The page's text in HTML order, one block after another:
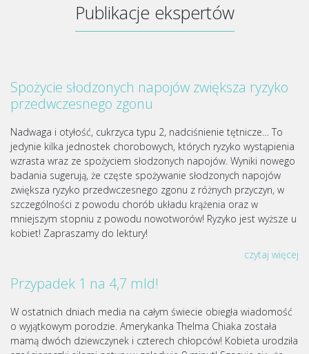
Publikacje ekspertów
Spożycie słodzonych napojów zwiększa ryzyko
przedwczesnego zgonu
Nadwaga i otyłość, cukrzyca typu 2, nadciśnienie tętnicze… To
jedynie kilka jednostek chorobowych, których ryzyko wystąpienia
wzrasta wraz ze spożyciem słodzonych napojów. Wyniki nowego
badania sugerują, że częste spożywanie słodzonych napojów
zwiększa ryzyko przedwczesnego zgonu z różnych przyczyn, w
szczególności z powodu chorób układu krążenia oraz w
mniejszym stopniu z powodu nowotworów! Ryzyko jest wyższe u
kobiet! Zapraszamy do lektury!
czytaj więcej
Przypadek 1 na 4,7 mld!
W ostatnich dniach media na całym świecie obiegła wiadomość
o wyjątkowym porodzie. Amerykanka Thelma Chiaka została
mamą dwóch dziewczynek i czterech chłopców! Kobieta urodziła